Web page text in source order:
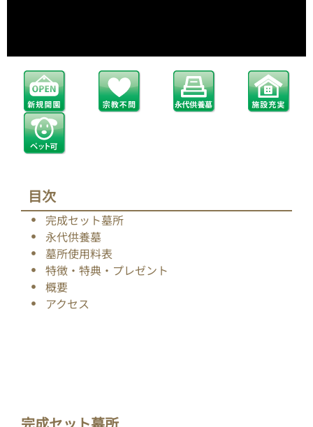
目次
完成セット墓所
永代供養墓
墓所使用料表
特徴・特典・プレゼント
概要
アクセス